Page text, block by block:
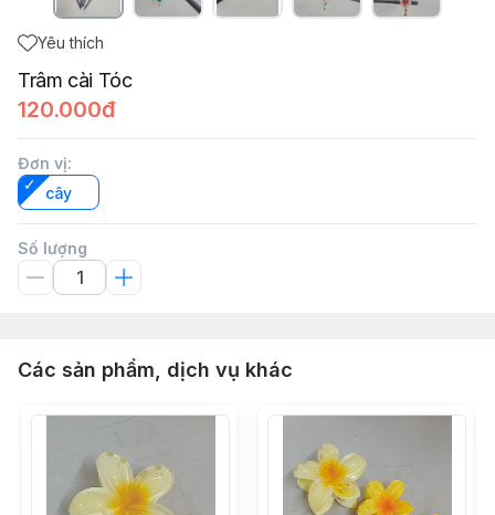
Yêu thích
Trâm cài Tóc
120.000đ
Đơn vị:
cây
Số lượng
Các sản phẩm, dịch vụ khác